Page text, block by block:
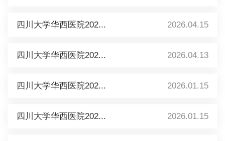
四川大学华西医院202... 2026.04.15
四川大学华西医院202... 2026.04.13
四川大学华西医院202... 2026.01.15
四川大学华西医院202... 2026.01.15